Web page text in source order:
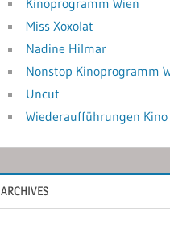
Miss Xoxolat
Nadine Hilmar
Nonstop Kinoprogramm
Uncut
Wiederaufführungen Kino
ARCHIVES